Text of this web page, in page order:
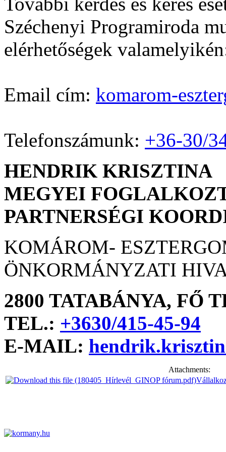
Széchenyi Programiroda
elérhetőségek
Email cím: komarom-
Telefonszámunk: +36-30/
HENDRIK KRISZTINA
MEGYEI
PARTNERSÉGI
KOMÁROM-
ÖNKORMÁNYZATI
2800 TATABÁNYA, FŐ
TEL.: +3630/415-45-94
E-MAIL:
Attachments: